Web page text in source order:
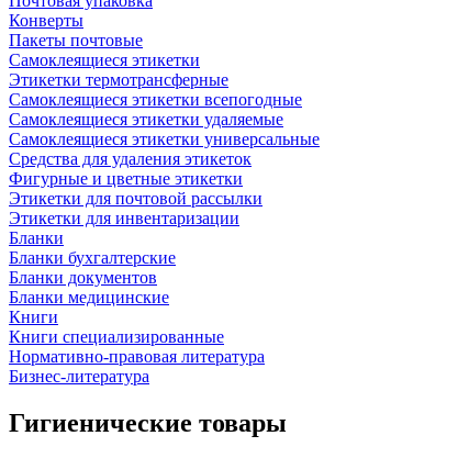
Конверты
Пакеты почтовые
Самоклеящиеся этикетки
Этикетки термотрансферные
Самоклеящиеся этикетки всепогодные
Самоклеящиеся этикетки удаляемые
Самоклеящиеся этикетки универсальные
Средства для удаления этикеток
Фигурные и цветные этикетки
Этикетки для почтовой рассылки
Этикетки для инвентаризации
Бланки
Бланки бухгалтерские
Бланки документов
Бланки медицинские
Книги
Книги специализированные
Нормативно-правовая литература
Бизнес-литература
Гигиенические товары